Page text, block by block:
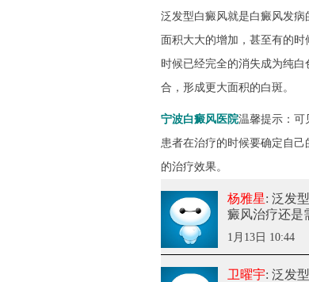
泛发型白癜风就是白癜风发
面积大大的增加，甚至有的
时候已经完全的消失成为纯
合，形成更大面积的白斑。
宁波白癜风医院温馨提示：可
患者在治疗的时候要确定自
的治疗效果。
杨雅星: 泛发
癜风治疗还是
1月13日 10:44
卫曜宇: 泛发